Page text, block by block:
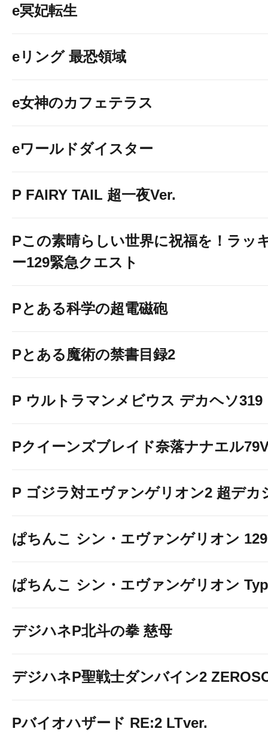
e冥妃転生
eリング 最恐領域
e女神のカフェテラス
eワールドダイスター
P FAIRY TAIL 超一夜Ver.
Pこの素晴らしい世界に祝福を！ラッ
ー129緊急クエスト
Pとある科学の超電磁砲
Pとある魔術の禁書目録2
P ウルトラマンメビウス デカヘソ319
Pクイーンズブレイド奈落ナナエル
P ゴジラ対エヴァンゲリオン2 超デカ
ぱちんこ シン・エヴァンゲリオン
ぱちんこ シン・エヴァンゲリオン
デジハネP北斗の拳 慈母
デジハネP聖戦士ダンバイン2
Pバイオハザード RE:2 LTver.